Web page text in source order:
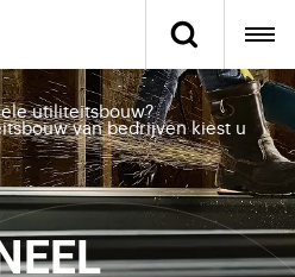
utiliteitsbouw?
van bedrijven kiest u